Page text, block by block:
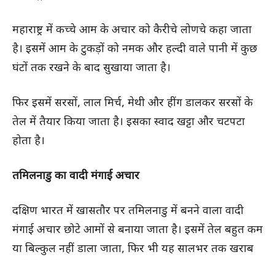
महाराष्ट्र में कच्चे आम के अचार को कैरीचे लोणचे कहा जाता
है। इसमें आम के टुकड़ों को नमक और हल्दी वाले पानी में कुछ
घंटों तक रखने के बाद सुखाया जाता है।
फिर इसमें सरसों, लाल मिर्च, मेथी और हींग डालकर सरसों के
तेल में तैयार किया जाता है। इसका स्वाद खट्टा और चटपटा
होता है।
तमिलनाडु का वादी मंगाई अचार
दक्षिण भारत में खासतौर पर तमिलनाडु में बनने वाला वादी
मंगाई अचार छोटे आमों से बनाया जाता है। इसमें तेल बहुत कम
या बिल्कुल नहीं डाला जाता, फिर भी यह सालभर तक खराब